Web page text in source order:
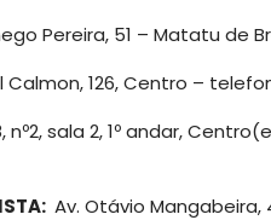
Pereira, 51 – Matatu de
Calmon, 126, Centro –
nº2, sala 2, 1º andar,
Av. Otávio